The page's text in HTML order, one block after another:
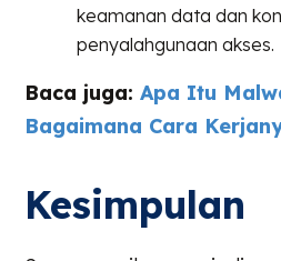
keamanan data dan
penyalahgunaan akses.
Baca juga:Apa Itu
Bagaimana Cara
Kesimpulan